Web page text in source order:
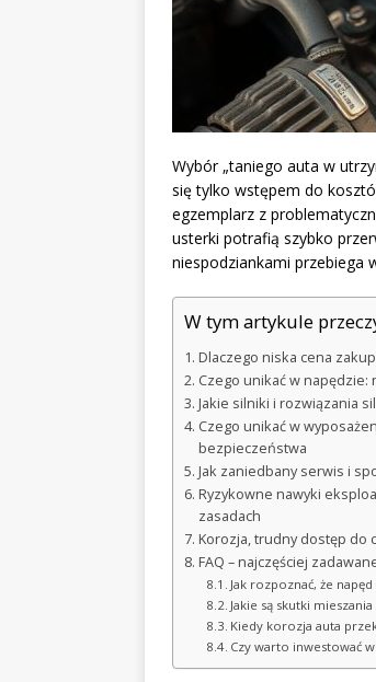
Wybór „taniego auta w
się tylko wstępem do
egzemplarz z
usterki potrafią szybko
niespodziankami przebiega
W tym artykule
Dlaczego niska cena
Czego unikać w napędzie:
Jakie silniki i rozwiązania
Czego unikać w
bezpieczeństwa
Jak zaniedbany serwis i
Ryzykowne nawyki
zasadach
Korozja, trudny dostęp do
FAQ – najczęściej
Jak rozpoznać, że
Jakie są skutki
Kiedy korozja auta
Czy warto inwestować